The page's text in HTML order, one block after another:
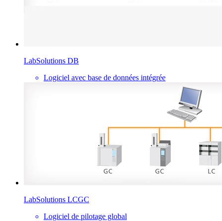
LabSolutions DB
Logiciel avec base de données intégrée
LabSolutions LCGC
Logiciel de pilotage global